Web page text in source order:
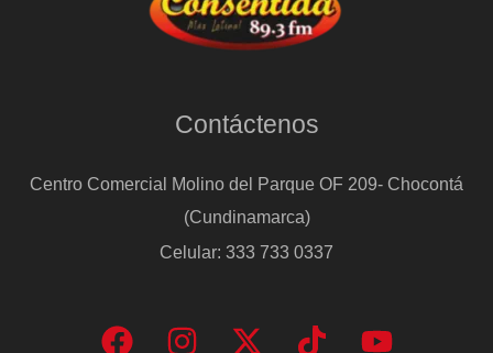
Contáctenos
Centro Comercial Molino del Parque OF 209- Chocontá
(Cundinamarca)
Celular: 333 733 0337